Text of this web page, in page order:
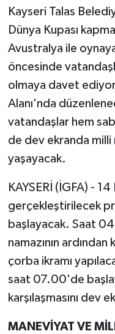
Kayseri Talas
Dünya Kupası
Avustralya ile
öncesinde
olmaya davet
Alanı'nda
vatandaşlar hem
de dev ekranda
yaşayacak.
KAYSERİ (İGFA) -
gerçekleştirilecek
başlayacak. Saat
namazının
çorba ikramı
saat 07.00'de
karşılaşmasını
MANEVİYAT VE